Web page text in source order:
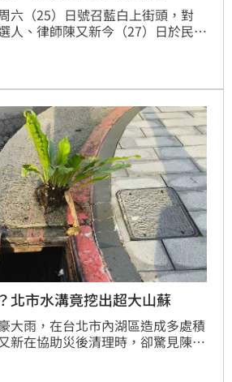
六（25）日號召藍白上街頭，對
人、律師陳又新今（27）日於民進
造賴清德總統聲音就是犯罪，請蔣
顧操弄政治、忙上街作秀，市民都
能。
北市水溝竟挖出超大山蘇
大雨，在台北市內湖區造成多處積
新在協助災後清理時，卻驚見陳年
新今（30）日在三立政論節目《新